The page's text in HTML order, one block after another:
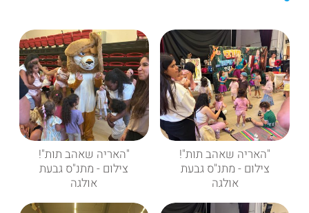
"האריה שאהב תות"!
צילום - מתנ"ס גבעת
אולגה
"האריה שאהב תות"!
צילום - מתנ"ס גבעת
אולגה